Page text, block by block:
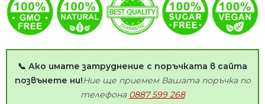
📞 Ако имате затруднение с поръчката в сайта
позвънете ни!Ние ще приемем Вашата поръчка по
телефона 0887 599 268